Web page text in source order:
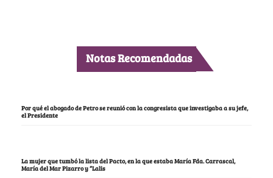
Notas Recomendadas
Por qué el abogado de Petro se reunió con la congresista que investigaba a su jefe,
el Presidente
La mujer que tumbó la lista del Pacto, en la que estaba María Fda. Carrascal,
María del Mar Pizarro y “Lalis